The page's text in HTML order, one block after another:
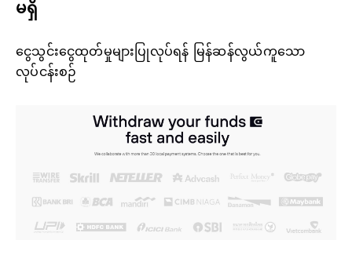
မရှိ
ငွေသွင်းငွေထုတ်မှုများပြုလုပ်ရန် မြန်ဆန်လွယ်ကူသော
လုပ်ငန်းစဉ်